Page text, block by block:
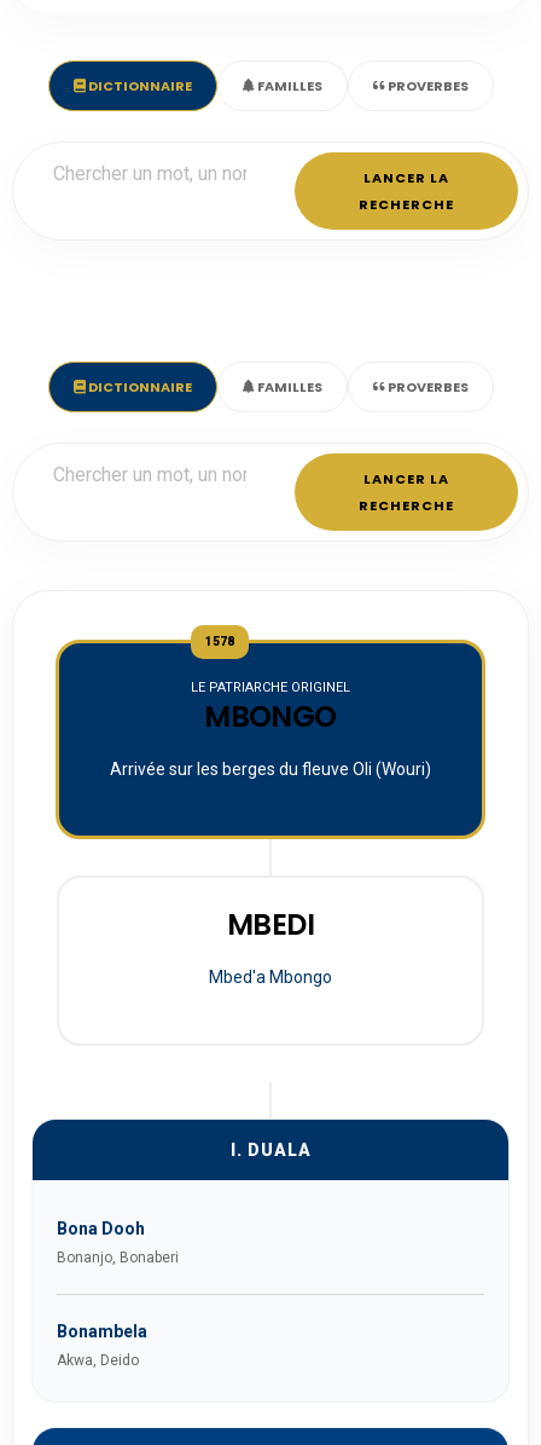
DICTIONNAIRE FAMILLES PROVERBES
LANCER LA
RECHERCHE
DICTIONNAIRE FAMILLES PROVERBES
LANCER LA
RECHERCHE
1578
LE PATRIARCHE ORIGINEL
MBONGO
Arrivée sur les berges du fleuve Oli (Wouri)
MBEDI
Mbed'a Mbongo
I. DUALA
Bona Dooh
Bonanjo, Bonaberi
Bonambela
Akwa, Deido